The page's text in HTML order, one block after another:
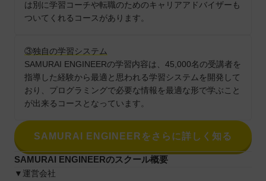
は別に学習コーチや転職のためのキャリアアドバイザーも
ついてくれるコースがあります。
③独自の学習システム
SAMURAI ENGINEERの学習内容は、45,000名の受講者を
指導した経験から最適と思われる学習システムを開発して
おり、プログラミングで必要な情報を最適な形で学ぶこと
が出来るコースとなっています。
SAMURAI ENGINEERをさらに詳しく知る
SAMURAI ENGINEERのスクール概要
▼運営会社